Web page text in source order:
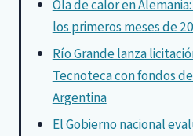
Ola de calor en
los primeros meses de
Río Grande lanza
Tecnoteca con fondos
Argentina
El Gobierno nacional